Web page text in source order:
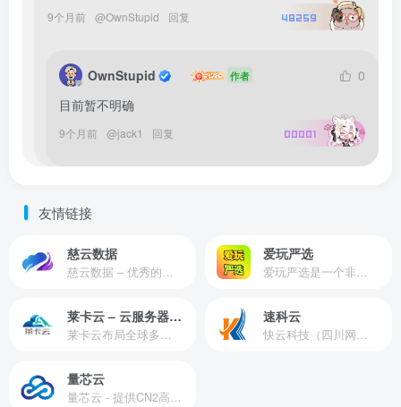
9个月前 @OwnStupid 回复 48259
OwnStupid 作者
0
目前暂不明确
9个月前 @jack1 回复 00001
友情链接
慈云数据
慈云数据 – 优秀的云服务器服务商，提供最具有性价比的产品。慈云数据是开发者必不可少的良心云
爱玩严选
爱玩严选是一个非常有保障且性价比极高的虚拟商城，包括但不限于苹果证书、技术指导、会员充值等多种虚拟服务！
莱卡云 – 云服务器提供商
莱卡云布局全球多个地理区域。提供服务有：境外云服务器、国内云服务器、独立服务器、服务器托管、CDN、SSL证书、游戏服务器等业务。
速科云
快云科技（四川网联快云科技有限公司）成立于2021年，主营互联网业务平台服务提供商。公司专注为用户提供低价高性能云计算产品，致力于云计算应用的易用性开发，并引导云计算在国内普及
量芯云
量芯云 - 提供CN2高速香港美国云服务器&专业高防服务器租用等云服务器供应商